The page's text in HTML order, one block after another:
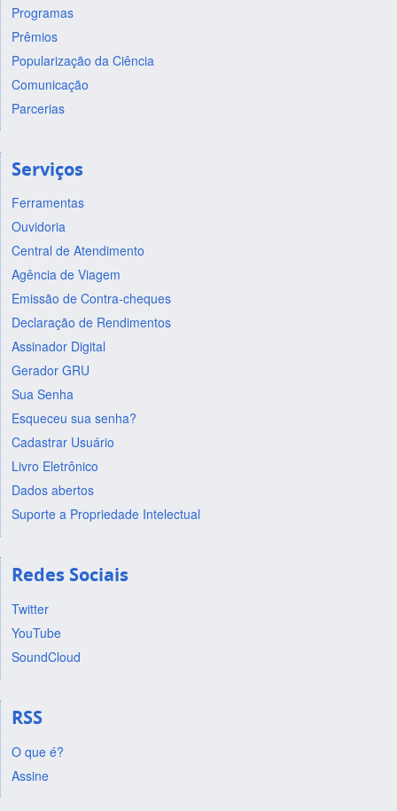
Programas
Prêmios
Popularização da Ciência
Comunicação
Parcerias
Serviços
Ferramentas
Ouvidoria
Central de Atendimento
Agência de Viagem
Emissão de Contra-cheques
Declaração de Rendimentos
Assinador Digital
Gerador GRU
Sua Senha
Esqueceu sua senha?
Cadastrar Usuário
Livro Eletrônico
Dados abertos
Suporte a Propriedade Intelectual
Redes Sociais
Twitter
YouTube
SoundCloud
RSS
O que é?
Assine